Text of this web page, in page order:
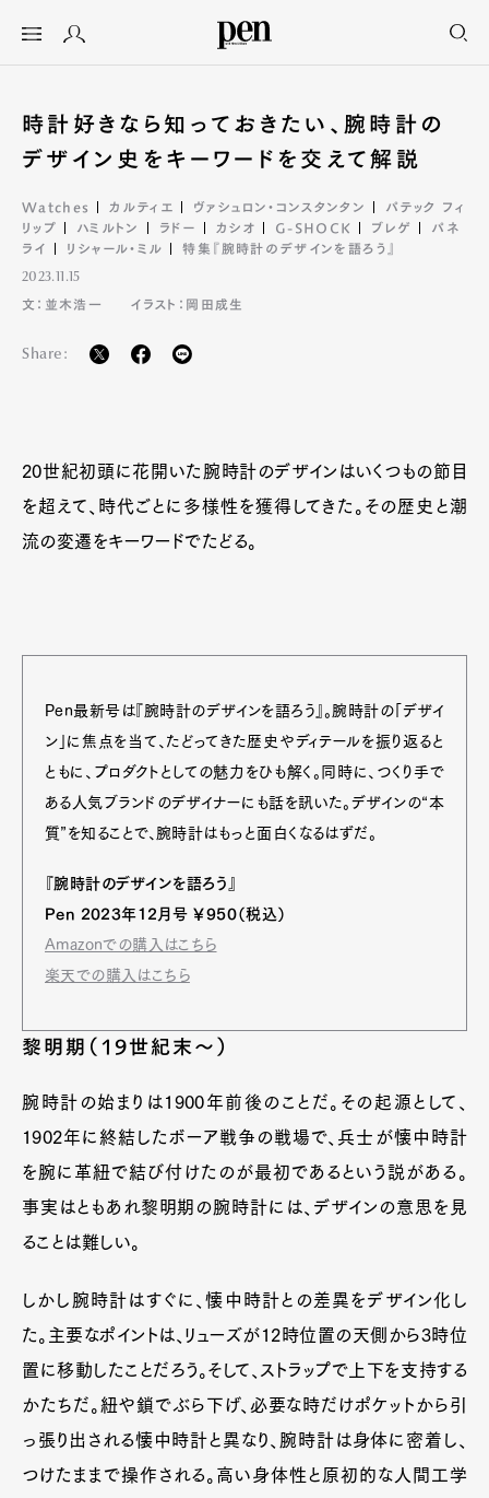
時計好きなら知っておきたい、腕時計の
デザイン史をキーワードを交えて解説
Watches カルティエ ヴァシュロン・コンスタンタン
パテック フィ
リップ
ハミルトン ラドー カシオ G-SHOCK ブレゲ
パネ
ライ
リシャール・ミル 特集『腕時計のデザインを語ろう』
2023.11.15
文：並木浩一
イラスト：岡田成生
Share:
20世紀初頭に花開いた腕時計のデザインはいくつもの節目
を超えて、時代ごとに多様性を獲得してきた。その歴史と潮
流の変遷をキーワードでたどる。
Pen最新号は『腕時計のデザインを語ろう』。腕時計の「デザイ
ン」に焦点を当て、たどってきた歴史やディテールを振り返ると
ともに、プロダクトとしての魅力をひも解く。同時に、つくり手で
ある人気ブランドのデザイナーにも話を訊いた。デザインの“本
質”を知ることで、腕時計はもっと面白くなるはずだ。
『腕時計のデザインを語ろう』
Pen 2023年12月号 ￥950（税込）
Amazonでの購入はこちら
楽天での購入はこちら
黎明期（19世紀末〜）
腕時計の始まりは1900年前後のことだ。その起源として、
1902年に終結したボーア戦争の戦場で、兵士が懐中時計
を腕に革紐で結び付けたのが最初であるという説がある。
事実はともあれ黎明期の腕時計には、デザインの意思を見
ることは難しい。
しかし腕時計はすぐに、懐中時計との差異をデザイン化し
た。主要なポイントは、リューズが12時位置の天側から3時位
置に移動したことだろう。そして、ストラップで上下を支持する
かたちだ。紐や鎖でぶら下げ、必要な時だけポケットから引
っ張り出される懐中時計と異なり、腕時計は身体に密着し、
つけたままで操作される。高い身体性と原初的な人間工学